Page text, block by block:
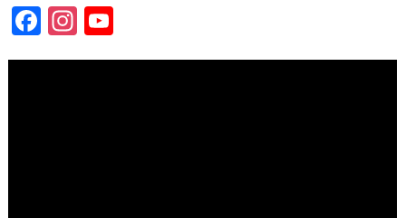
F
ac
In
st o